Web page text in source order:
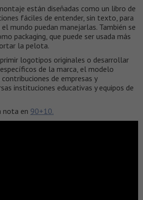
están diseñadas como un libro de
fáciles de entender, sin texto, para
mundo puedan manejarlas. También se
packaging, que puede ser usada más
la pelota.
logotipos originales o desarrollar
de la marca, el modelo
de empresas y
instituciones educativas y equipos de
nota en 90+10.